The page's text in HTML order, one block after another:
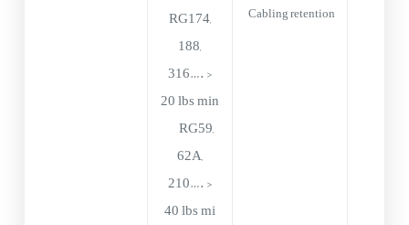
Cabling retention
RG174,
188,
316…. >
20 lbs min
RG59,
62A,
210…. >
40 lbs mi